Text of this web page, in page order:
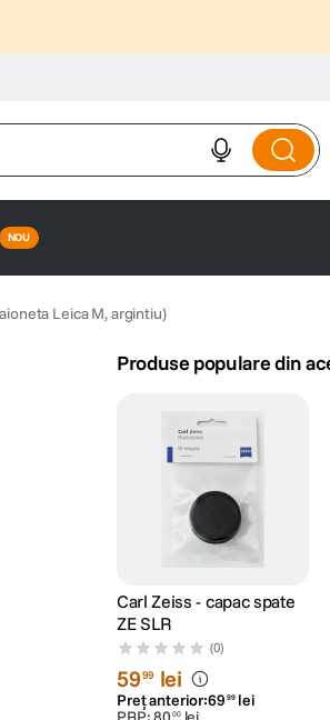
Leica M, argintiu)
Produse populare din
Carl Zeiss - capac spate
ZE SLR
(0)
5999 lei
Preț anterior:69 99 lei
00